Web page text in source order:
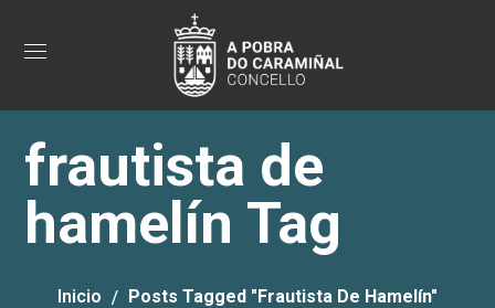
frautista de
hamelín Tag
Inicio Posts Tagged "frautista De Hamelín"